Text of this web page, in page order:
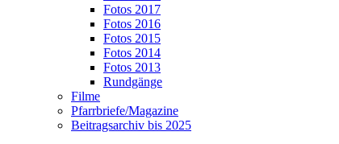
Fotos 2017
Fotos 2016
Fotos 2015
Fotos 2014
Fotos 2013
Rundgänge
Filme
Pfarrbriefe/Magazine
Beitragsarchiv bis 2025